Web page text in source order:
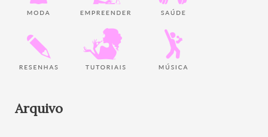
Arquivo